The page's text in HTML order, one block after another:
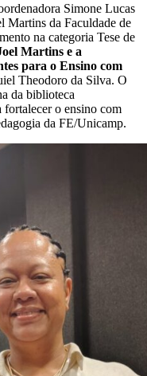
Simone Lucas
Martins da Faculdade de
na categoria Tese de
Martins e a
para o Ensino com
Theodoro da Silva. O
da biblioteca
o ensino com
da FE/Unicamp.